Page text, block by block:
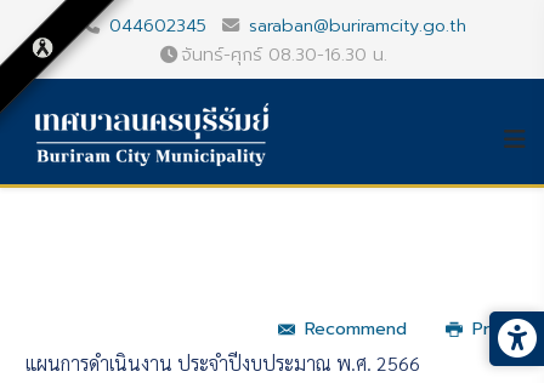
044602345
saraban@buriramcity.go.th
จันทร์-ศุกร์ 08.30-16.30 น.
Recommend
Print
แผนการดำเนินงาน ประจำปีงบประมาณ พ.ศ. 2566